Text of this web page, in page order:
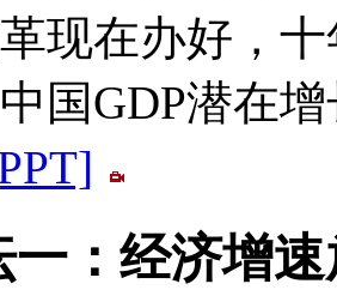
现在办好，
国GDP潜在
一：经济增